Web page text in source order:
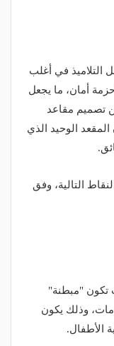
التلاميذ في أغلب
أمان، ما يجعل
تصميم مقاعد
الوحيد الذي
التالية، وفق
تكون "مبطنة"
وذلك يكون
الأطفال.